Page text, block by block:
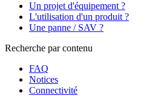
Un projet d'équipement ?
L'utilisation d'un produit ?
Une panne / SAV ?
Recherche par contenu
FAQ
Notices
Connectivité